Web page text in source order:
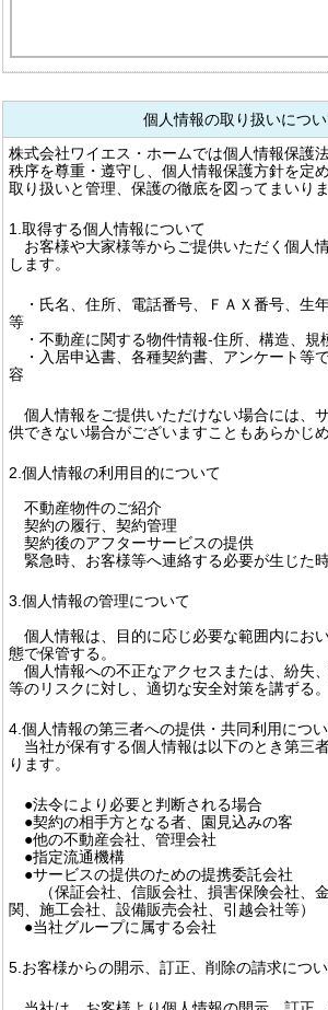
個人情報の取り扱いにつ
株式会社ワイエス・ホームでは個人情報保護
秩序を尊重・遵守し、個人情報保護方針を定
取り扱いと管理、保護の徹底を図ってまいりま
1.取得する個人情報について
お客様や大家様等からご提供いただく個人
します。
・氏名、住所、電話番号、ＦＡＸ番号、生
等
・不動産に関する物件情報-住所、構造、規
・入居申込書、各種契約書、アンケート等
容
個人情報をご提供いただけない場合には、
供できない場合がございますこともあらかじ
2.個人情報の利用目的について
不動産物件のご紹介
契約の履行、契約管理
契約後のアフターサービスの提供
緊急時、お客様等へ連絡する必要が生じた
3.個人情報の管理について
個人情報は、目的に応じ必要な範囲内にお
態で保管する。
個人情報への不正なアクセスまたは、紛失
等のリスクに対し、適切な安全対策を講ずる。
4.個人情報の第三者への提供・共同利用につ
当社が保有する個人情報は以下のとき第三
ります。
●法令により必要と判断される場合
●契約の相手方となる者、園見込みの客
●他の不動産会社、管理会社
●指定流通機構
●サービスの提供のための提携委託会社
（保証会社、信販会社、損害保険会社、
関、施工会社、設備販売会社、引越会社等）
●当社グループに属する会社
5.お客様からの開示、訂正、削除の請求につ